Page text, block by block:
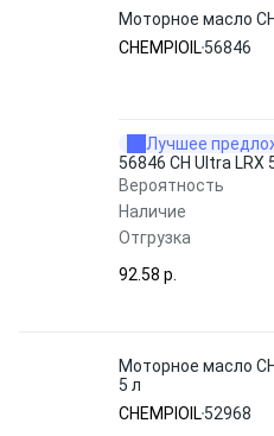
Моторное масло
CHEMPIOIL56846
Лучшее
56846 CH Ultra LRX
Вероятность
Наличие
Отгрузка
92.58 p.
Моторное масло
5 л
CHEMPIOIL52968